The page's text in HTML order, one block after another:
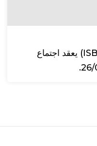
البنك الإسلامي الفلسطيني (ISBK) يعقد اجتماع